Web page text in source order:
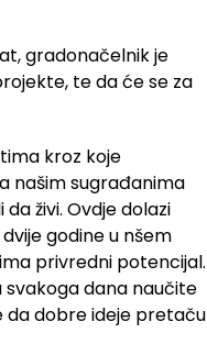
gradonačelnik je
te da će se za
kroz koje
našim sugrađanima
živi. Ovdje dolazi
godine u nšem
privredni potencijal.
svakoga dana naučite
da dobre ideje pretaču